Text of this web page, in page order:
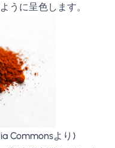
うに呈色します。
Commonsより)